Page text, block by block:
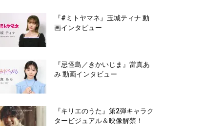
『#ミトヤマネ』玉城ティナ 動
画インタビュー
『忌怪島／きかいじま』當真あ
み 動画インタビュー
『キリエのうた』第2弾キャラク
タービジュアル＆映像解禁！